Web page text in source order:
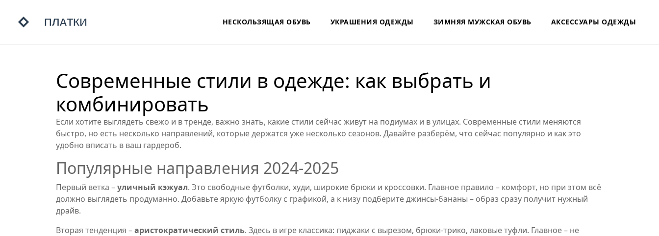
НЕСКОЛЬЗЯЩАЯ ОБУВЬ УКРАШЕНИЯ ОДЕЖДЫ ЗИМНЯЯ МУЖСКАЯ ОБУВЬ АКСЕССУАРЫ ОДЕЖДЫ
Современные стили в одежде: как выбрать и
комбинировать
Если хотите выглядеть свежо и в тренде, важно знать, какие стили сейчас живут на подиумах и в улицах. Современные стили меняются
быстро, но есть несколько направлений, которые держатся уже несколько сезонов. Давайте разберём, что сейчас популярно и как это
удобно вписать в ваш гардероб.
Популярные направления 2024‑2025
Первый ветка –уличный кэжуал. Это свободные футболки, худи, широкие брюки и кроссовки. Главное правило – комфорт, но при этом всё
должно выглядеть продуманно. Добавьте яркую футболку с графикой, а к низу подберите джинсы-бананы – образ сразу получит нужный
драйв.
Вторая тенденция –аристократический стиль. Здесь в игре классика: пиджаки с вырезом, брюки-трико, лаковые туфли. Главное – не